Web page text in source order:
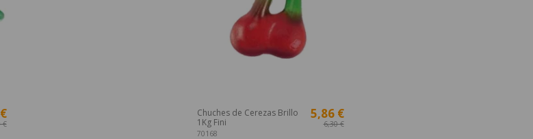
€
Chuches de Cerezas Brillo
1Kg Fini
70168
5,86 €
6,30 €